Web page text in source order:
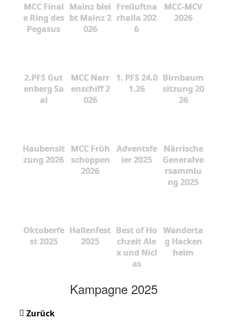
MCC Final
e Ring des
Pegasus
Mainz blei
bt Mainz 2
026
Freiluftna
rhalla 202
6
MCC-MCV
2026
2.PFS Gut
enberg Sa
al
MCC Narr
enschiff 2
026
1. PFS 24.0
1.26
Birnbaum
sitzung 20
26
Haubensit
zung 2026
MCC Früh
schoppen
2026
Adventsfe
ier 2025
Närrische
Generalve
rsammlu
ng 2025
Oktoberfe
st 2025
Hallenfest
2025
Best of Ho
chzeit Ale
x und Nicl
as
Wanderta
g Hacken
heim
Kampagne 2025
Zurück